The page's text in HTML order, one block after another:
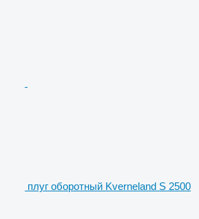
плуг оборотный Kverneland S 2500